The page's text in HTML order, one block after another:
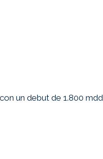
un debut de 1.800